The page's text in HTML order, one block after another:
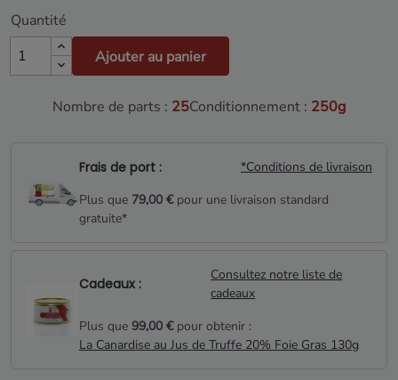
Quantité
Ajouter au panier
Nombre de parts : 25Conditionnement : 250g
Frais de port :
*Conditions de livraison
Plus que 79,00 €pour une livraison standard
gratuite*
Cadeaux :
Consultez notre liste de
cadeaux
Plus que 99,00 €pour obtenir :
La Canardise au Jus de Truffe 20% Foie Gras 130g